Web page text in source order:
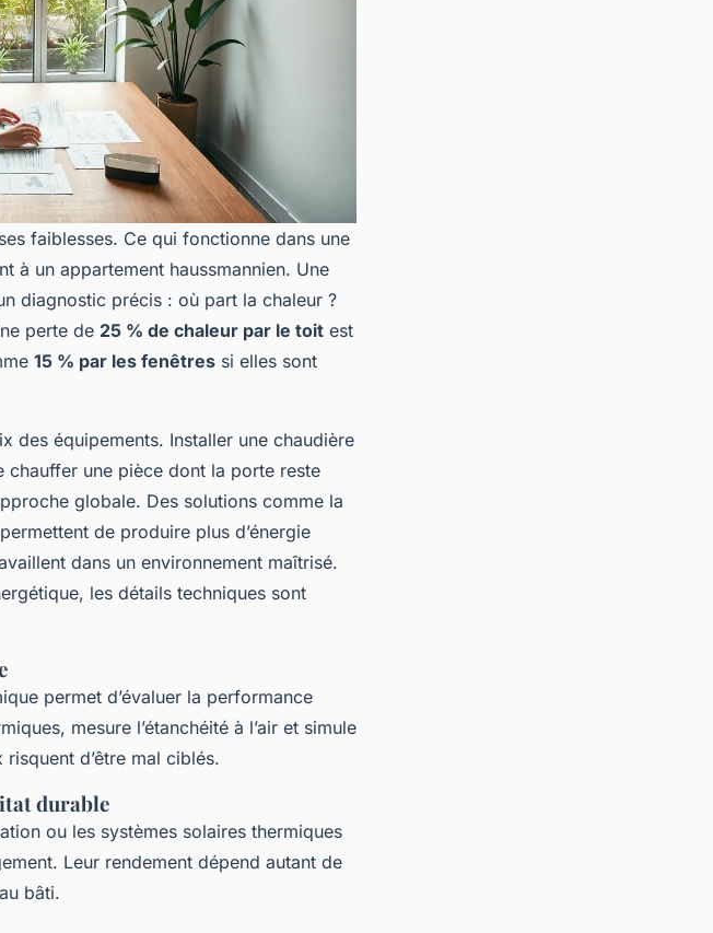
faiblesses. Ce qui fonctionne dans une
à un appartement haussmannien. Une
diagnostic précis : où part la chaleur ?
perte de 25 % de chaleur par le toit est
15 % par les fenêtres si elles sont
des équipements. Installer une chaudière
chauffer une pièce dont la porte reste
globale. Des solutions comme la
de produire plus d’énergie
dans un environnement maîtrisé.
les détails techniques sont
permet d’évaluer la performance
mesure l’étanchéité à l’air et simule
d’être mal ciblés.
durable
ou les systèmes solaires thermiques
Leur rendement dépend autant de
bâti.